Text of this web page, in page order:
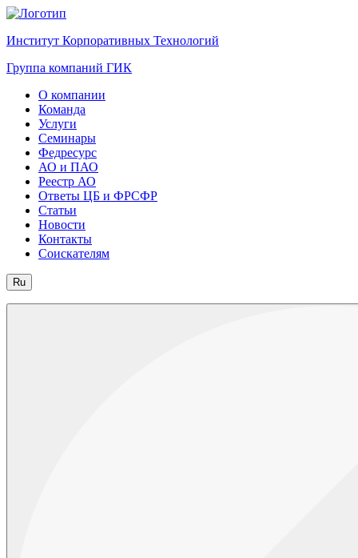
Институт Корпоративных Технологий
Группа компаний ГИК
О компании
Команда
Услуги
Семинары
Федресурс
АО и ПАО
Реестр АО
Ответы ЦБ и ФРСФР
Статьи
Новости
Контакты
Соискателям
Ru